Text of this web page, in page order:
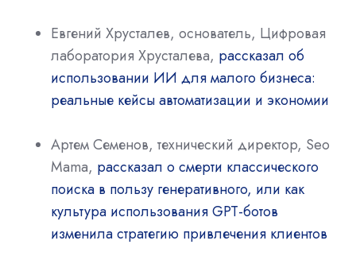
Евгений Хрусталев, основатель, Цифровая
лаборатория Хрусталева, рассказал об
использовании ИИ для малого бизнеса:
реальные кейсы автоматизации и экономии
Артем Семенов, технический директор, Seo
Mama, рассказал о смерти классического
поиска в пользу генеративного, или как
культура использования GPT-ботов
изменила стратегию привлечения клиентов